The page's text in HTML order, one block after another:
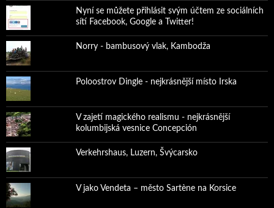
Nyní se můžete přihlásit svým účtem ze sociálních
sítí Facebook, Google a Twitter!
Norry - bambusový vlak, Kambodža
Poloostrov Dingle - nejkrásnější místo Irska
V zajetí magického realismu - nejkrásnější
kolumbijská vesnice Concepción
Verkehrshaus, Luzern, Švýcarsko
V jako Vendeta – město Sartène na Korsice